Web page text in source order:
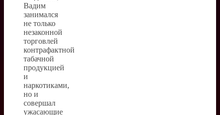
Вадим
занимался
не только
незаконной
торговлей
контрафактной
табачной
продукцией
и
наркотиками,
но и
совершал
ужасающие